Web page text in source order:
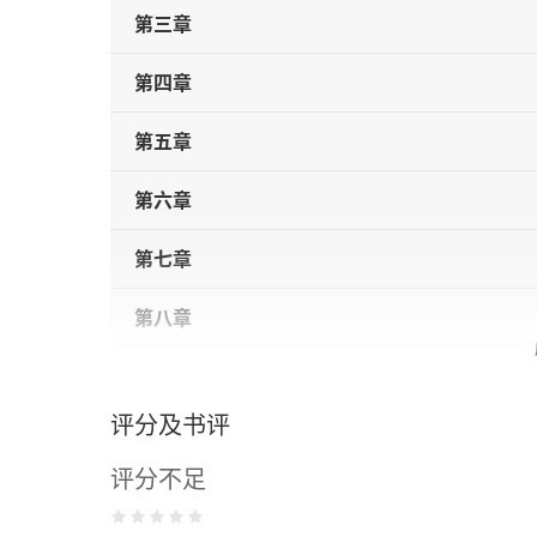
第三章
第四章
第五章
第六章
第七章
第八章
第十章
第十一章
评分及书评
评分不足